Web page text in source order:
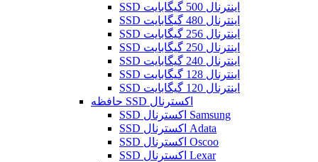
SSD اینترنال 500 گیگابایت
SSD اینترنال 480 گیگابایت
SSD اینترنال 256 گیگابایت
SSD اینترنال 250 گیگابایت
SSD اینترنال 240 گیگابایت
SSD اینترنال 128 گیگابایت
SSD اینترنال 120 گیگابایت
حافظه SSD اکسترنال
SSD اکسترنال Samsung
SSD اکسترنال Adata
SSD اکسترنال Oscoo
SSD اکسترنال Lexar